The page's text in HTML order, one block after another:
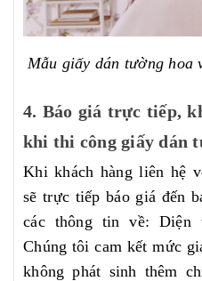
Mẫu giấy dán tường hoa
4. Báo giá trực tiếp,
khi thi công giấy dán
Khi khách hàng liên hệ
sẽ trực tiếp báo giá đến
các thông tin về: Diện
Chúng tôi cam kết mức
không phát sinh thêm